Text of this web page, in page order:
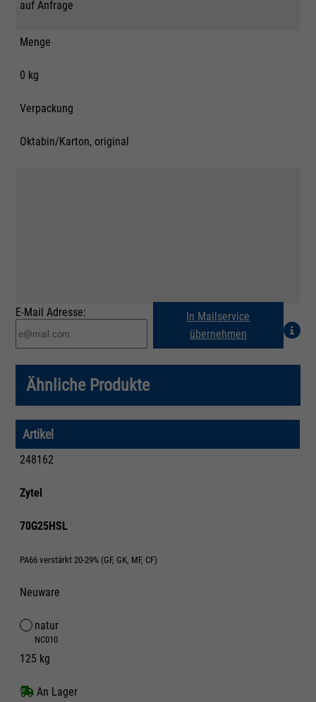
auf Anfrage
Menge
0 kg
Verpackung
Oktabin/Karton, original
E-Mail Adresse:
In Mailservice
übernehmen
Ähnliche Produkte
Artikel
248162
Zytel
70G25HSL
PA66 verstärkt 20-29% (GF, GK, MF, CF)
Neuware
natur
NC010
125 kg
An Lager